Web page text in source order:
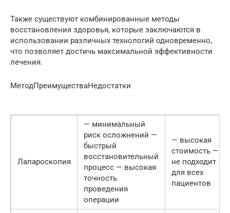
Также существуют комбинированные методы
восстановления здоровья, которые заключаются в
использовании различных технологий одновременно,
что позволяет достичь максимальной эффективности
лечения.
МетодПреимуществаНедостатки
Лапароскопия
— минимальный
риск осложнений —
быстрый
восстановительный
процесс — высокая
точность
проведения
операции
— высокая
стоимость —
не подходит
для всех
пациентов